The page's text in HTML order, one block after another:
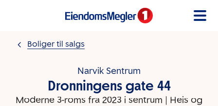
Boliger til salgs
Narvik Sentrum
Dronningens gate 44
Moderne 3-roms fra 2023 i sentrum | Heis og